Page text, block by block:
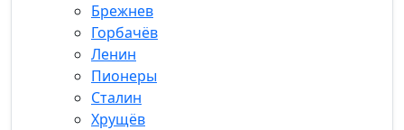
Брежнев
Горбачёв
Ленин
Пионеры
Сталин
Хрущёв